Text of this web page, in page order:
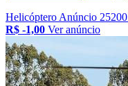
Helicóptero Anúncio 25200
R$ -1,00 Ver anúncio